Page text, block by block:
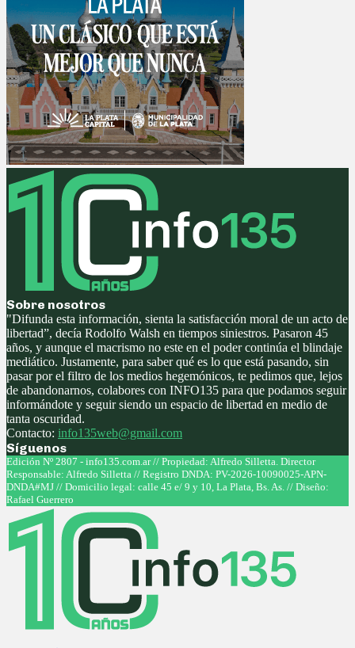
Sobre nosotros
"Difunda esta información, sienta la satisfacción moral de un acto de
libertad”, decía Rodolfo Walsh en tiempos siniestros. Pasaron 45
años, y aunque el macrismo no este en el poder continúa el blindaje
mediático. Justamente, para saber qué es lo que está pasando, sin
pasar por el filtro de los medios hegemónicos, te pedimos que, lejos
de abandonarnos, colabores con INFO135 para que podamos seguir
informándote y seguir siendo un espacio de libertad en medio de
tanta oscuridad.
Contacto: info135web@gmail.com
Síguenos
Facebook
Twitter
Instagram
Youtube
Edición Nº 2807 - info135.com.ar // Propiedad: Alfredo Silletta. Director
Responsable: Alfredo Silletta // Registro DNDA: PV-2026-10090025-APN-
DNDA#MJ // Domicilio legal: calle 45 e/ 9 y 10, La Plata, Bs. As. // Diseño:
Rafael Guerrero